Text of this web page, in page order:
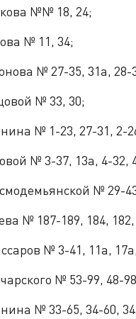
№№ 18, 24;
№ 11, 34;
№ 27-35, 31а, 28-
№ 33, 30;
№ 1-23, 27-31, 2-
№ 3-37, 13а, 4-32,
№ 29-
№ 187-189, 184, 182,
№ 3-41, 11а,
№ 53-99, 48-
№ 33-65, 34-60,